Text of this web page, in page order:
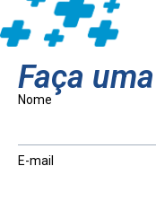
Faça
Nome
E-mail